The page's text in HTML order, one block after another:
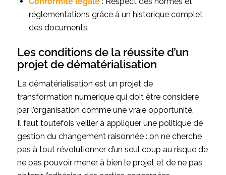
réglementations grâce à un historique complet
des documents.
Les conditions de la réussite d’un
projet de dématérialisation
La dématérialisation est un projet de
transformation numérique qui doit être considéré
par l’organisation comme une vraie opportunité.
Il faut toutefois veiller à appliquer une politique de
gestion du changement raisonnée : on ne cherche
pas à tout révolutionner d’un seul coup au risque de
ne pas pouvoir mener à bien le projet et de ne pas